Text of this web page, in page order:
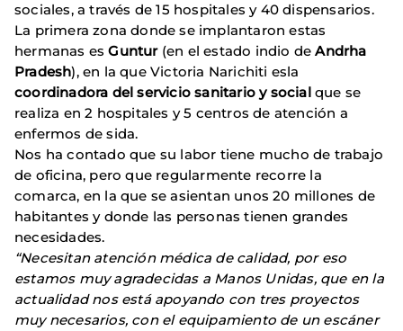
sociales, a través de 15 hospitales y 40 dispensarios.
La primera zona donde se implantaron estas
hermanas esGuntur(en el estado indio deAndrha
Pradesh), en la que Victoria Narichiti esla
coordinadora del servicio sanitario y socialque se
realiza en 2 hospitales y 5 centros de atención a
enfermos de sida.
Nos ha contado que su labor tiene mucho de trabajo
de oficina, pero que regularmente recorre la
comarca, en la que se asientan unos 20 millones de
habitantes y donde las personas tienen grandes
necesidades.
“Necesitan atención médica de calidad, por eso
estamos muy agradecidas a Manos Unidas, que en la
actualidad nos está apoyando con tres proyectos
muy necesarios, con el equipamiento de un escáner